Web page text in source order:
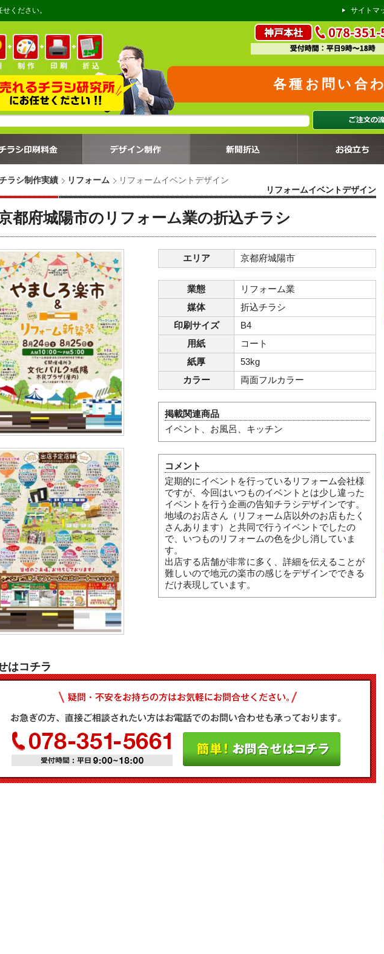
ください。 サイトマ
各種お問い合
2024.08.23 リフ
2024.08.16 リフ
2024.08.09 リフ
2024.08.02 古美
2024.07.26 仕出
2024.07.19 調理
2024.07.12 製菓
2024.07.05 リフ
2024.06.28 塾の
ラシ制作実績 リフォーム
リフォームイベントデザイン
リフォームイベントデザイン
都府城陽市のリフォーム業の折込チラシ
エリア 京都府城陽市
業態
リフォーム業
媒体
折込チラシ
印刷サイズ
B4
用紙
コート
紙厚
53kg
カラー
両面フルカラー
掲載関連商品
イベント、お風呂、キッチン
コメント
定期的にイベントを行っているリフォーム会社様
ですが、今回はいつものイベントとは少し違った
イベントを行う企画の告知チラシデザインです。
地域のお店さん（リフォーム店以外のお店もたく
さんあります）と共同で行うイベントでしたの
で、いつものリフォームの色を少し消していま
す。
出店する店舗が非常に多く、詳細を伝えることが
難しいので地元の楽市の感じをデザインでできる
だけ表現しています。
はコチラ